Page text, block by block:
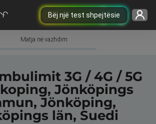
Bëj një test shpejtësie
Matja në vazhdim
3G / 4G / 5G
Jönköpings
Jönköping,
län, Suedi